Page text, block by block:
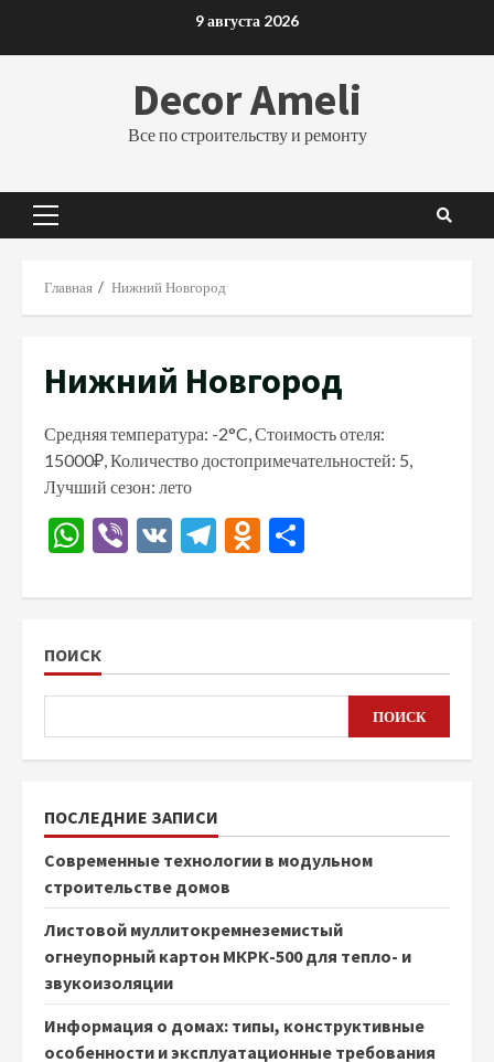
9 августа 2026
Decor Ameli
Все по строительству и ремонту
Основное
Главная Нижний Новгород
Нижний Новгород
Средняя температура: -2°C, Стоимость отеля:
15000₽, Количество достопримечательностей: 5,
Лучший сезон: лето
WhatsApp
Viber
VK Telegram
Odnoklassniki
ПОИСК
ПОИСК
ПОСЛЕДНИЕ ЗАПИСИ
Современные технологии в модульном
строительстве домов
Листовой муллитокремнеземистый
огнеупорный картон МКРК-500 для тепло- и
звукоизоляции
Информация о домах: типы, конструктивные
особенности и эксплуатационные требования